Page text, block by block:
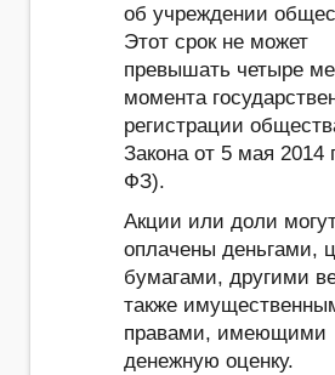
об учреждении
Этот срок не может
превышать четыре
момента
регистрации
Закона от 5 мая 2014
ФЗ).
Акции или доли
оплачены деньгами,
бумагами, другими
также
правами, имеющими
денежную оценку.